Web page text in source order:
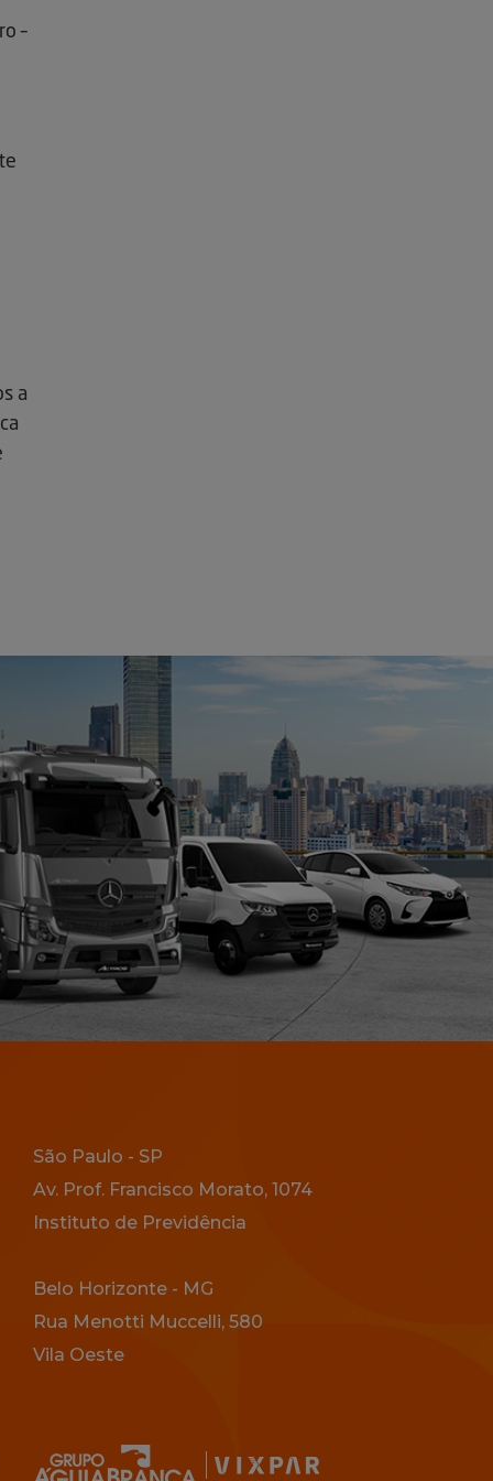
–
a
São Paulo - SP
Av. Prof. Francisco Morato, 1074
Instituto de Previdência
Belo Horizonte - MG
Rua Menotti Muccelli, 580
Vila Oeste